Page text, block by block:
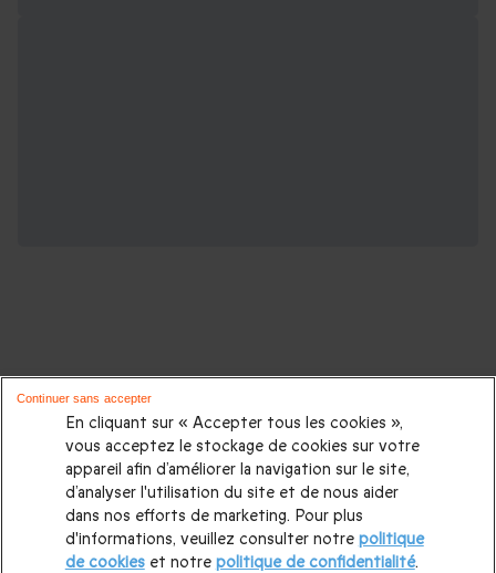
D'autres idées de cadeaux pour vos
proches :
Cadeaux d'anniversaire|Cadeaux femme|Cadeaux homme
Cadeaux couple|Cadeau Noël|Cadeau de Noël femme
Cadeau de Noël homme|Coffrets cadeaux pour femme
En cliquant sur « Accepter tous les cookies »,
vous acceptez le stockage de cookies sur votre
appareil afin d’améliorer la navigation sur le site,
d’analyser l'utilisation du site et de nous aider
dans nos efforts de marketing. Pour plus
d'informations, veuillez consulter notre politique
de cookieset notre politique de confidentialité.
Continuer sans accepter